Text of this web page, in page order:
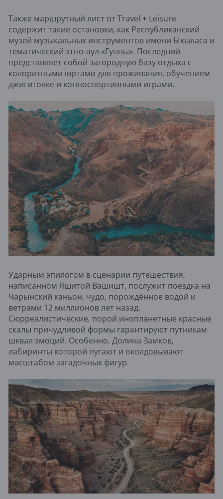
Также маршрутный лист от Travel + Leisure
содержит такие остановки, как Республиканский
музей музыкальных инструментов имени Ыкыласа и
тематический этно-аул «Гунны». Последний
представляет собой загородную базу отдыха с
колоритными юртами для проживания, обучением
джигитовке и конноспортивными играми.
Ударным эпилогом в сценарии путешествия,
написанном Яшитой Вашишт, послужит поездка на
Чарынский каньон, чудо, порождённое водой и
ветрами 12 миллионов лет назад.
Сюрреалистические, порой инопланетные красные
скалы причудливой формы гарантируют путникам
шквал эмоций. Особенно, Долина Замков,
лабиринты которой пугают и околдовывают
масштабом загадочных фигур.